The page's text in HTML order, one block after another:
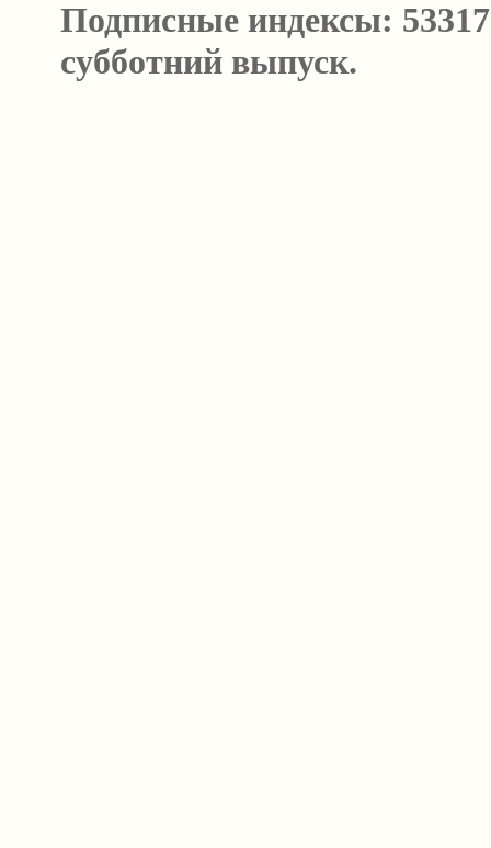
Подписные индексы:
субботний выпуск.